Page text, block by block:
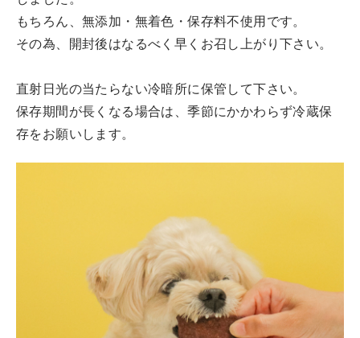
もちろん、無添加・無着色・保存料不使用です。
その為、開封後はなるべく早くお召し上がり下さい。
直射日光の当たらない冷暗所に保管して下さい。
保存期間が長くなる場合は、季節にかかわらず冷蔵保
存をお願いします。